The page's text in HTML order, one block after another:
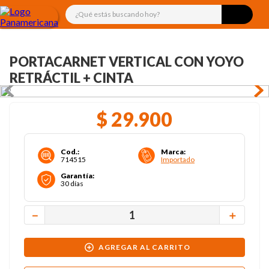
¿Qué estás buscando hoy?
PORTACARNET VERTICAL CON YOYO
RETRÁCTIL + CINTA
$ 29.900
Cod.:
714515
Marca:
Importado
Garantía:
30 días
＋
－
AGREGAR AL CARRITO